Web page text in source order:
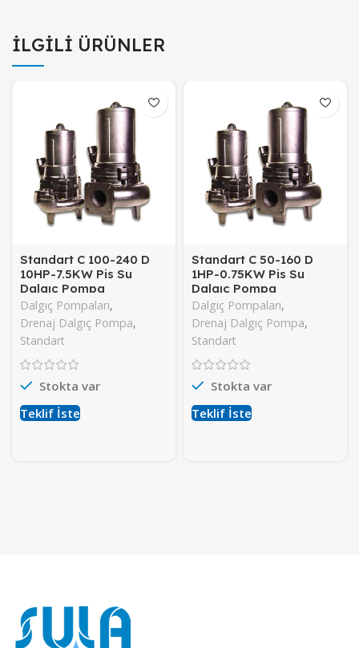
İLGILI ÜRÜNLER
Standart C 100-240 D
10HP-7.5KW Pis Su
Dalgıç Pompa
Dalgıç Pompaları,
Drenaj Dalgıç Pompa,
Standart
Stokta var
Teklif İste
Standart C 50-160 D
1HP-0.75KW Pis Su
Dalgıç Pompa
Dalgıç Pompaları,
Drenaj Dalgıç Pompa,
Standart
Stokta var
Teklif İste